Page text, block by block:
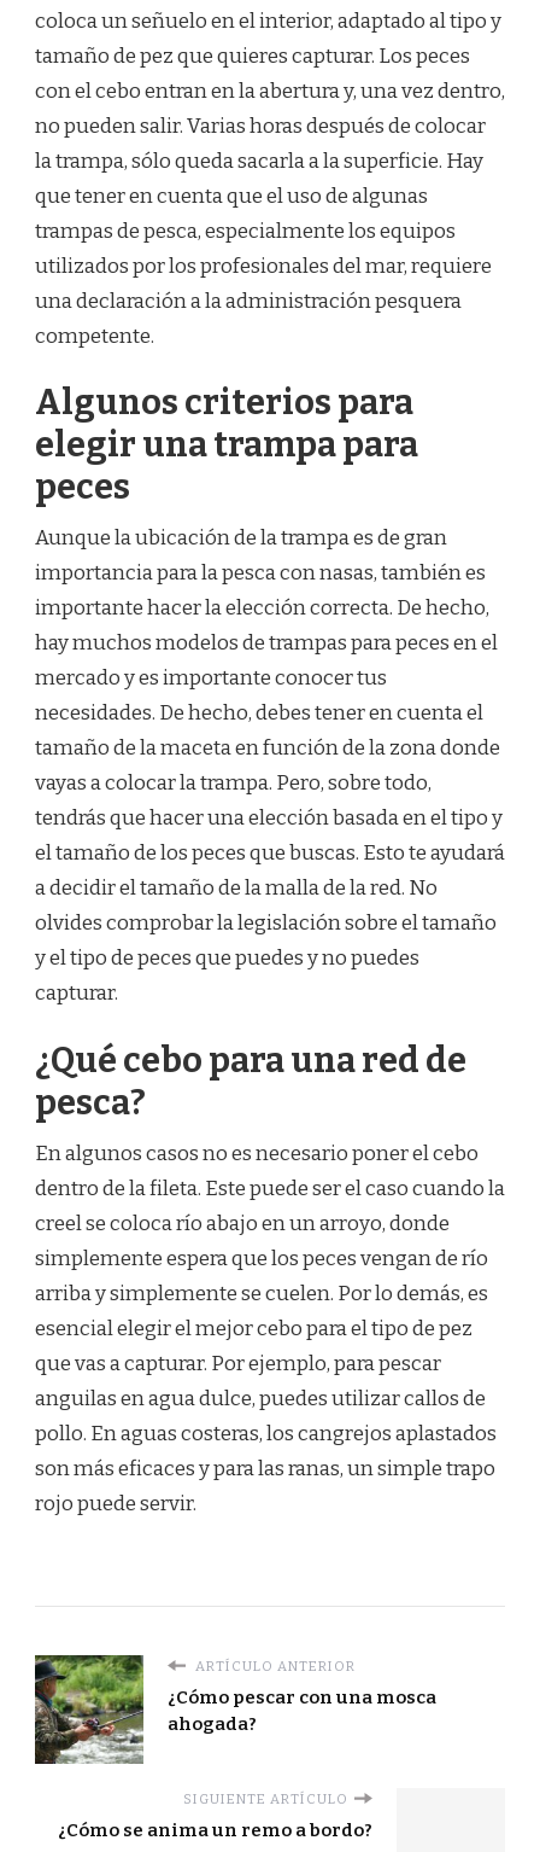
coloca un señuelo en el interior, adaptado al tipo y
tamaño de pez que quieres capturar. Los peces
con el cebo entran en la abertura y, una vez dentro,
no pueden salir. Varias horas después de colocar
la trampa, sólo queda sacarla a la superficie. Hay
que tener en cuenta que el uso de algunas
trampas de pesca, especialmente los equipos
utilizados por los profesionales del mar, requiere
una declaración a la administración pesquera
competente.
Algunos criterios para
elegir una trampa para
peces
Aunque la ubicación de la trampa es de gran
importancia para la pesca con nasas, también es
importante hacer la elección correcta. De hecho,
hay muchos modelos de trampas para peces en el
mercado y es importante conocer tus
necesidades. De hecho, debes tener en cuenta el
tamaño de la maceta en función de la zona donde
vayas a colocar la trampa. Pero, sobre todo,
tendrás que hacer una elección basada en el tipo y
el tamaño de los peces que buscas. Esto te ayudará
a decidir el tamaño de la malla de la red. No
olvides comprobar la legislación sobre el tamaño
y el tipo de peces que puedes y no puedes
capturar.
¿Qué cebo para una red de
pesca?
En algunos casos no es necesario poner el cebo
dentro de la fileta. Este puede ser el caso cuando la
creel se coloca río abajo en un arroyo, donde
simplemente espera que los peces vengan de río
arriba y simplemente se cuelen. Por lo demás, es
esencial elegir el mejor cebo para el tipo de pez
que vas a capturar. Por ejemplo, para pescar
anguilas en agua dulce, puedes utilizar callos de
pollo. En aguas costeras, los cangrejos aplastados
son más eficaces y para las ranas, un simple trapo
rojo puede servir.
ARTÍCULO ANTERIOR
¿Cómo pescar con una mosca
ahogada?
SIGUIENTE ARTÍCULO
¿Cómo se anima un remo a bordo?